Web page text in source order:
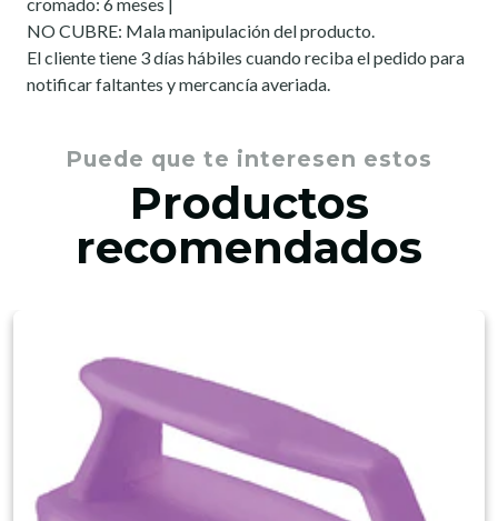
NO CUBRE: Mala manipulación del producto.
El cliente tiene 3 días hábiles cuando reciba el pedido para
notificar faltantes y mercancía averiada.
Puede que te interesen estos
Productos
recomendados